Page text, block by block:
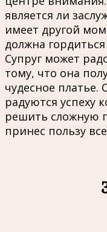
является ли
имеет другой
должна
Супруг может
тому, что она
чудесное платье.
радуются успеху
решить сложную
принес пользу